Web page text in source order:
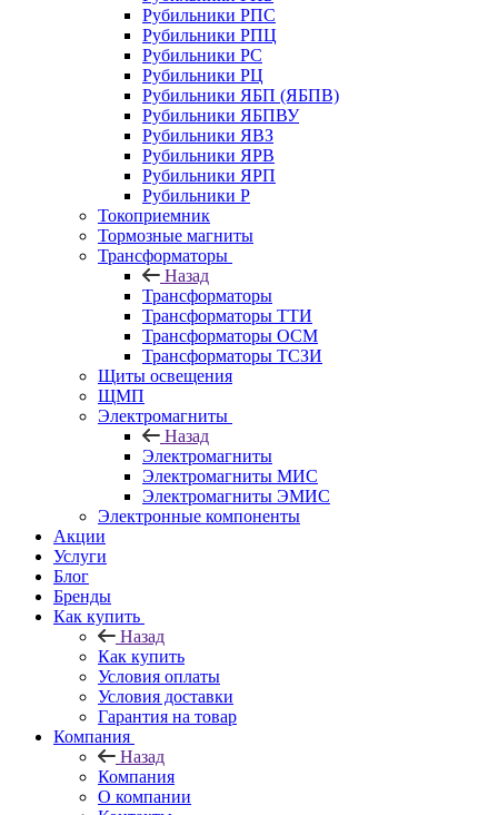
Рубильники РПС
Рубильники РПЦ
Рубильники РС
Рубильники РЦ
Рубильники ЯБП (ЯБПВ)
Рубильники ЯБПВУ
Рубильники ЯВЗ
Рубильники ЯРВ
Рубильники ЯРП
Рубильники Р
Токоприемник
Тормозные магниты
Трансформаторы
Назад
Трансформаторы
Трансформаторы ТТИ
Трансформаторы ОСМ
Трансформаторы ТСЗИ
Щиты освещения
ЩМП
Электромагниты
Назад
Электромагниты
Электромагниты МИС
Электромагниты ЭМИС
Электронные компоненты
Акции
Услуги
Блог
Бренды
Как купить
Назад
Как купить
Условия оплаты
Условия доставки
Гарантия на товар
Компания
Назад
Компания
О компании